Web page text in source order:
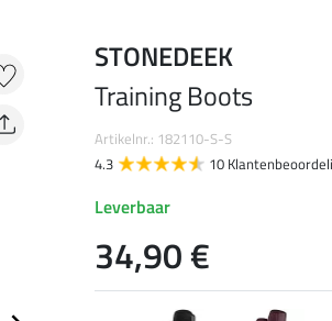
STONEDEEK
Training Boots
Artikelnr.: 182110-S-S
4.3
10
Leverbaar
34,90 €